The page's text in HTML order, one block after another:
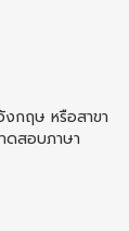
กฤษ หรือสาขา
ดสอบภาษา